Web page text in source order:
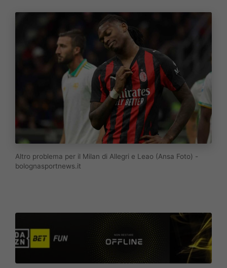
Altro problema per il Milan di Allegri e Leao (Ansa Foto) -
bolognasportnews.it